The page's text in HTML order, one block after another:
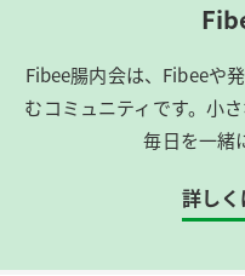
Fibee腸内会は、​Fibeeや
むコミュニティです。​小
毎日を一緒
詳し